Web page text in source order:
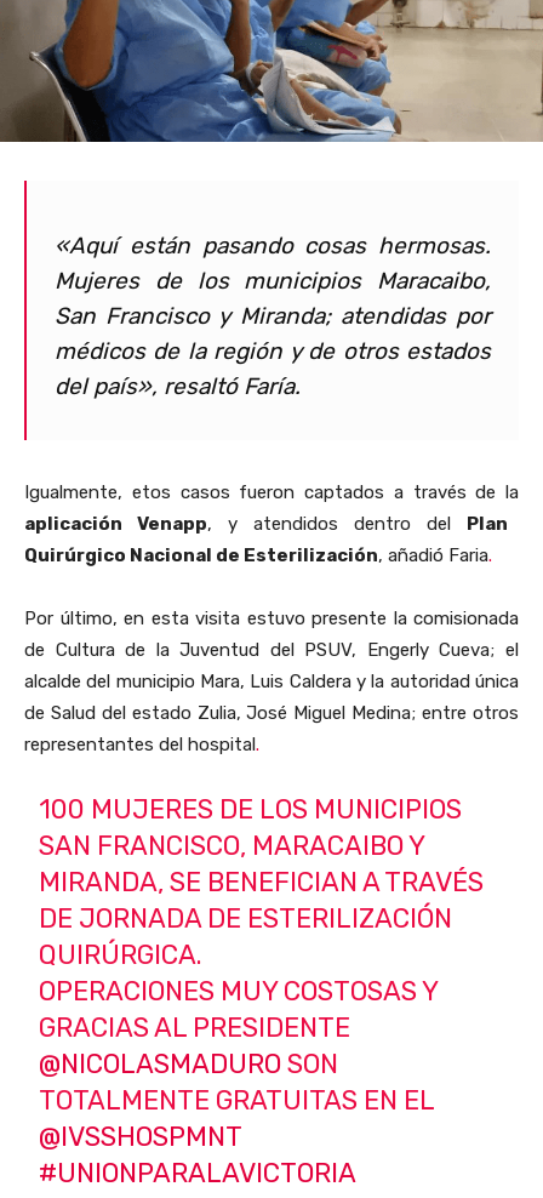
«Aquí están pasando cosas hermosas.
Mujeres de los municipios Maracaibo,
San Francisco y Miranda; atendidas por
médicos de la región y de otros estados
del país», resaltó Faría.
Igualmente, etos casos fueron captados a través de la
aplicación Venapp, y atendidos dentro del Plan
Quirúrgico Nacional de Esterilización, añadió Faria.
Por último, en esta visita estuvo presente la comisionada
de Cultura de la Juventud del PSUV, Engerly Cueva; el
alcalde del municipio Mara, Luis Caldera y la autoridad única
de Salud del estado Zulia, José Miguel Medina; entre otros
representantes del hospital.
100 MUJERES DE LOS MUNICIPIOS
SAN FRANCISCO, MARACAIBO Y
MIRANDA, SE BENEFICIAN A TRAVÉS
DE JORNADA DE ESTERILIZACIÓN
QUIRÚRGICA.
OPERACIONES MUY COSTOSAS Y
GRACIAS AL PRESIDENTE
@NICOLASMADUROSON
TOTALMENTE GRATUITAS EN EL
@IVSSHOSPMNT
#UNIONPARALAVICTORIA